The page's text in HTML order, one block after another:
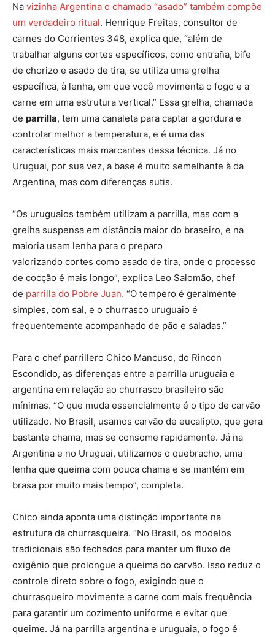
Na vizinha Argentina o chamado “asado” também compõe
um verdadeiro ritual. Henrique Freitas, consultor de
carnes do Corrientes 348, explica que, “além de
trabalhar alguns cortes específicos, como entraña, bife
de chorizo e asado de tira, se utiliza uma grelha
específica, à lenha, em que você movimenta o fogo e a
carne em uma estrutura vertical.” Essa grelha, chamada
de parrilla, tem uma canaleta para captar a gordura e
controlar melhor a temperatura, e é uma das
características mais marcantes dessa técnica. Já no
Uruguai, por sua vez, a base é muito semelhante à da
Argentina, mas com diferenças sutis.
“Os uruguaios também utilizam a parrilla, mas com a
grelha suspensa em distância maior do braseiro, e na
maioria usam lenha para o preparo
valorizando cortes como asado de tira, onde o processo
de cocção é mais longo”, explica Leo Salomão, chef
de parrilla do Pobre Juan. “O tempero é geralmente
simples, com sal, e o churrasco uruguaio é
frequentemente acompanhado de pão e saladas.”
Para o chef parrillero Chico Mancuso, do Rincon
Escondido, as diferenças entre a parrilla uruguaia e
argentina em relação ao churrasco brasileiro são
mínimas. “O que muda essencialmente é o tipo de carvão
utilizado. No Brasil, usamos carvão de eucalipto, que gera
bastante chama, mas se consome rapidamente. Já na
Argentina e no Uruguai, utilizamos o quebracho, uma
lenha que queima com pouca chama e se mantém em
brasa por muito mais tempo”, completa.
Chico ainda aponta uma distinção importante na
estrutura da churrasqueira. “No Brasil, os modelos
tradicionais são fechados para manter um fluxo de
oxigênio que prolongue a queima do carvão. Isso reduz o
controle direto sobre o fogo, exigindo que o
churrasqueiro movimente a carne com mais frequência
para garantir um cozimento uniforme e evitar que
queime. Já na parrilla argentina e uruguaia, o fogo é